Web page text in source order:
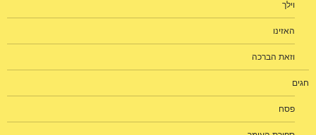
וילך
האזינו
וזאת הברכה
חגים
פסח